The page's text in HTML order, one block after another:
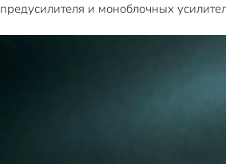
и моноблочных